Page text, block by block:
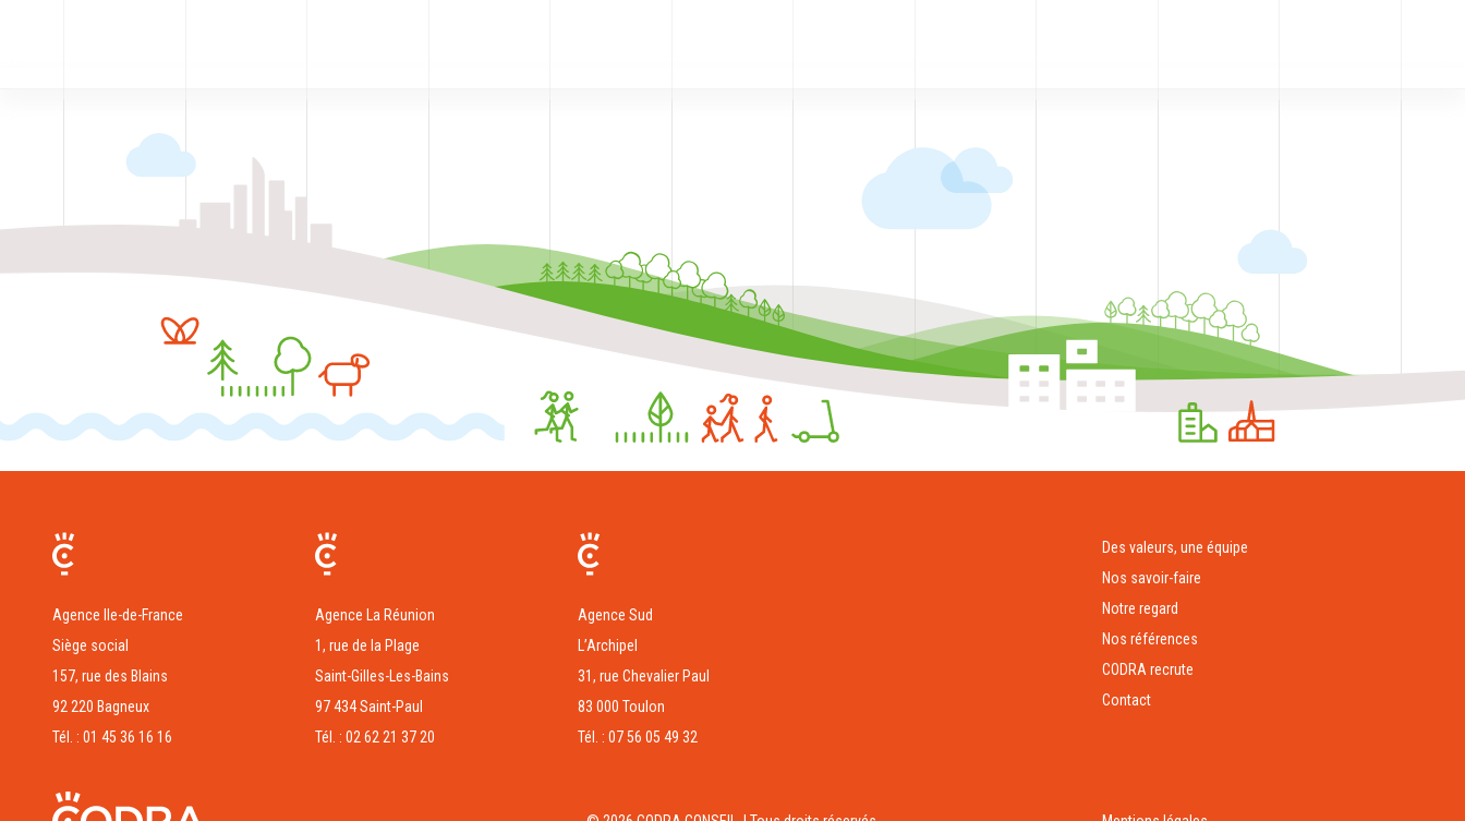
Agence Ile-de-France
Siège social
157, rue des Blains
92 220 Bagneux
Tél. : 01 45 36 16 16
Agence La Réunion
1, rue de la Plage
Saint-Gilles-Les-Bains
97 434 Saint-Paul
Tél. : 02 62 21 37 20
Agence Sud
L’Archipel
31, rue Chevalier Paul
83 000 Toulon
Tél. : 07 56 05 49 32
Des valeurs, une équipe
Nos savoir-faire
Notre regard
Nos références
CODRA recrute
Contact